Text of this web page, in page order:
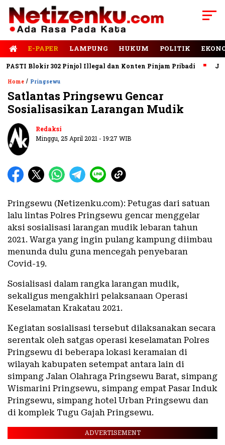
E-PAPER LAMPUNG HUKUM POLITIK
Blokir 302 Pinjol Illegal dan Konten Pinjam Pribadi Jalan
Home / Pringsewu
Satlantas Pringsewu Gencar
Sosialisasikan Larangan Mudik
Redaksi
Minggu, 25 April 2021 - 19:27 WIB
Pringsewu (Netizenku.com): Petugas dari satuan
lalu lintas Polres Pringsewu gencar menggelar
aksi sosialisasi larangan mudik lebaran tahun
2021. Warga yang ingin pulang kampung diimbau
menunda dulu guna mencegah penyebaran
Covid-19.
Sosialisasi dalam rangka larangan mudik,
sekaligus mengakhiri pelaksanaan Operasi
Keselamatan Krakatau 2021.
Kegiatan sosialisasi tersebut dilaksanakan secara
serentak oleh satgas operasi keselamatan Polres
Pringsewu di beberapa lokasi keramaian di
wilayah kabupaten setempat antara lain di
simpang Jalan Olahraga Pringsewu Barat, simpang
Wismarini Pringsewu, simpang empat Pasar Induk
Pringsewu, simpang hotel Urban Pringsewu dan
di komplek Tugu Gajah Pringsewu.
ADVERTISEMENT